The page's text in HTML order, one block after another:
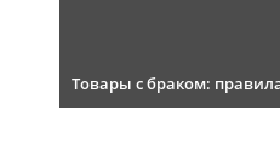
Товары с браком: